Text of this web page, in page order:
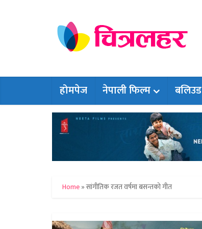
होमपेज नेपाली फिल्म बलिउड
Home»सांगीतिक रजत वर्षमा बसन्तको गीत